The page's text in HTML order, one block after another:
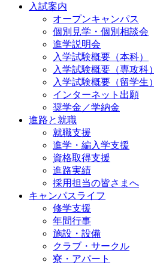
入試案内
オープンキャンパス
個別⾒学・個別相談会
進学説明会
入学試験概要（本科）
入学試験概要（専攻科）
入学試験概要（留学生）
インターネット出願
奨学金／学納金
進路と就職
就職支援
進学・編入学支援
資格取得⽀援
進路実績
採用担当の皆さまへ
キャンパスライフ
修学支援
年間行事
施設・設備
クラブ・サークル
寮・アパート